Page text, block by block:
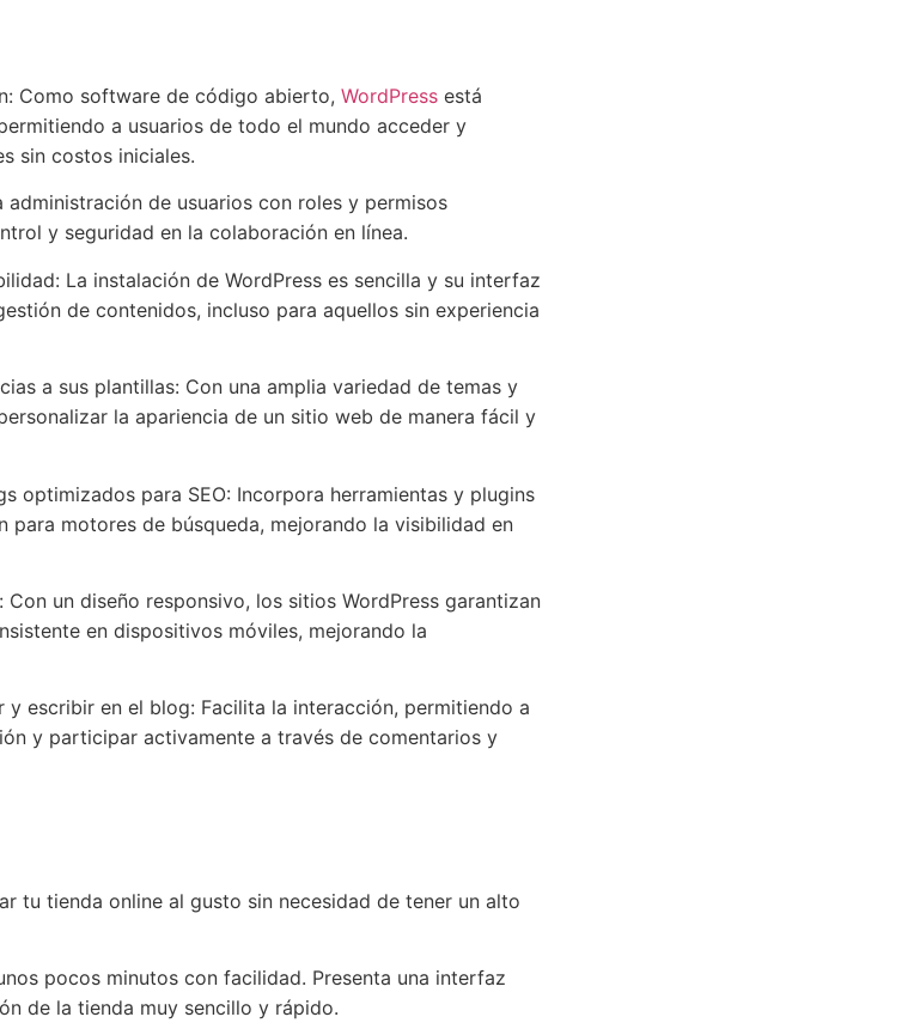
Como software de código abierto, WordPress está
a usuarios de todo el mundo acceder y
sin costos iniciales.
administración de usuarios con roles y permisos
y seguridad en la colaboración en línea.
La instalación de WordPress es sencilla y su interfaz
de contenidos, incluso para aquellos sin experiencia
a sus plantillas: Con una amplia variedad de temas y
la apariencia de un sitio web de manera fácil y
optimizados para SEO: Incorpora herramientas y plugins
para motores de búsqueda, mejorando la visibilidad en
un diseño responsivo, los sitios WordPress garantizan
en dispositivos móviles, mejorando la
y escribir en el blog: Facilita la interacción, permitiendo a
y participar activamente a través de comentarios y
tu tienda online al gusto sin necesidad de tener un alto
pocos minutos con facilidad. Presenta una interfaz
de la tienda muy sencillo y rápido.